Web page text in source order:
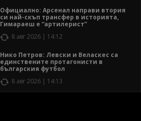
Официално: Арсенал направи втория
си най-скъп трансфер в историята,
Гимараеш е “артилерист”
8 авг 2026 | 14:12
Нико Петров: Левски и Веласкес са
единствените протагонисти в
българския футбол
8 авг 2026 | 14:13